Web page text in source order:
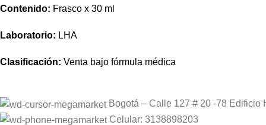
Contenido: Frasco x 30 ml
Laboratorio: LHA
Clasificación: Venta bajo fórmula médica
Bogotá – Calle 127 # 20 -78 Edificio
Celular: 3138898203